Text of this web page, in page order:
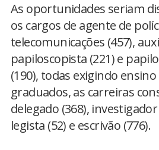
As oportunidades seriam
os cargos de agente de
telecomunicações (457),
papiloscopista (221) e
(190), todas exigindo
graduados, as carreiras
delegado (368),
legista (52) e escrivão (776).